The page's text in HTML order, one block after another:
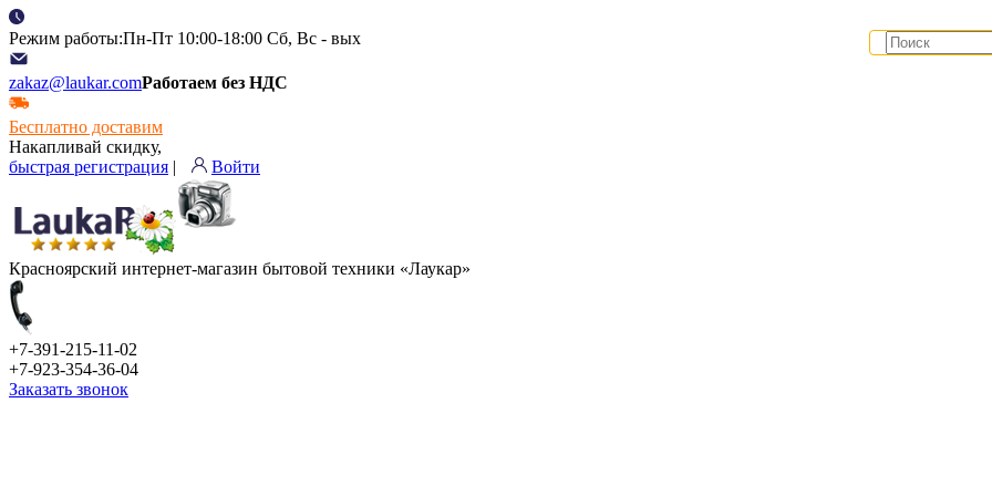
Режим работы:Пн-Пт 10:00-18:00 Сб, Вс - вых
zakaz@laukar.comРаботаем без НДС
Бесплатно доставим
Накапливай скидку,
быстрая регистрация | Войти
Красноярский интернет-магазин бытовой техники «Лаукар»
+7-391-215-11-02
+7-923-354-36-04
Заказать звонок